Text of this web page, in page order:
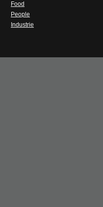
Food
People
Industrie